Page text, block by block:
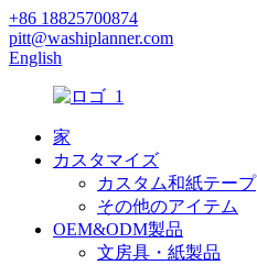
+86 18825700874
pitt@washiplanner.com
English
家
カスタマイズ
カスタム和紙テープ
その他のアイテム
OEM&ODM製品
文房具・紙製品